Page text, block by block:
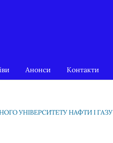
Анонси Контакти
УНІВЕРСИТЕТУ НАФТИ І ГАЗУ